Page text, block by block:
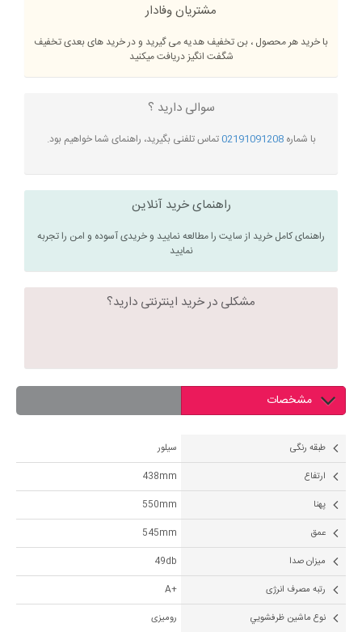
مشتریان وفادار
با خرید هر محصول ، بن تخفیف هدیه می گیرید و در خرید های بعدی تخفیف
شگفت انگیز دریافت میکنید
سوالی دارید ؟
با شماره02191091208تماس تلفنی بگیرید، راهنمای شما خواهیم بود.
راهنمای خرید آنلاین
راهنمای کامل خرید از سایت را مطالعه نمایید و خریدی آسوده و امن را تجربه
نمایید
مشکلی در خرید اینترنتی دارید؟
مشخصات
طبقه رنگی
سیلور
ارتفاع
438mm
پهنا
550mm
عمق
545mm
ميزان صدا
49db
رتبه مصرف انرژی
+A
نوع ماشين ظرفشويي
رومیزی